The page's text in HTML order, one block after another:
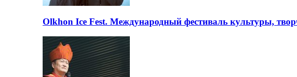
Olkhon Ice Fest. Международный фестиваль культуры,